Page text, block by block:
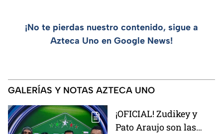
¡No te pierdas nuestro contenido, sigue a
Azteca Uno en Google News!
GALERÍAS Y NOTAS AZTECA UNO
¡OFICIAL! Zudikey y
Pato Araujo son las